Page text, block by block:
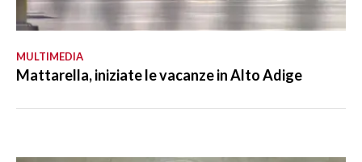
MULTIMEDIA
Mattarella, iniziate le vacanze in Alto Adige